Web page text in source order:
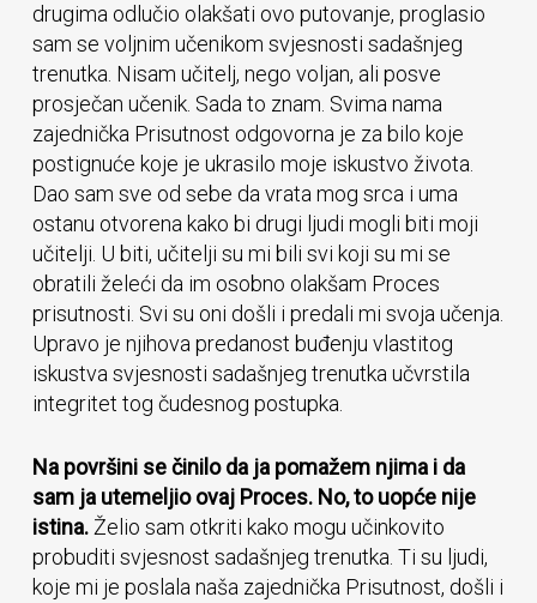
drugima odlučio olakšati ovo putovanje, proglasio
sam se voljnim učenikom svjesnosti sadašnjeg
trenutka. Nisam učitelj, nego voljan, ali posve
prosječan učenik. Sada to znam. Svima nama
zajednička Prisutnost odgovorna je za bilo koje
postignuće koje je ukrasilo moje iskustvo života.
Dao sam sve od sebe da vrata mog srca i uma
ostanu otvorena kako bi drugi ljudi mogli biti moji
učitelji. U biti, učitelji su mi bili svi koji su mi se
obratili želeći da im osobno olakšam Proces
prisutnosti. Svi su oni došli i predali mi svoja učenja.
Upravo je njihova predanost buđenju vlastitog
iskustva svjesnosti sadašnjeg trenutka učvrstila
integritet tog čudesnog postupka.
Na površini se činilo da ja pomažem njima i da
sam ja utemeljio ovaj Proces. No, to uopće nije
istina.Želio sam otkriti kako mogu učinkovito
probuditi svjesnost sadašnjeg trenutka. Ti su ljudi,
koje mi je poslala naša zajednička Prisutnost, došli i